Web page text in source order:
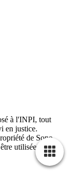
à l'INPI, tout
en justice.
de Sono
utilisées sans